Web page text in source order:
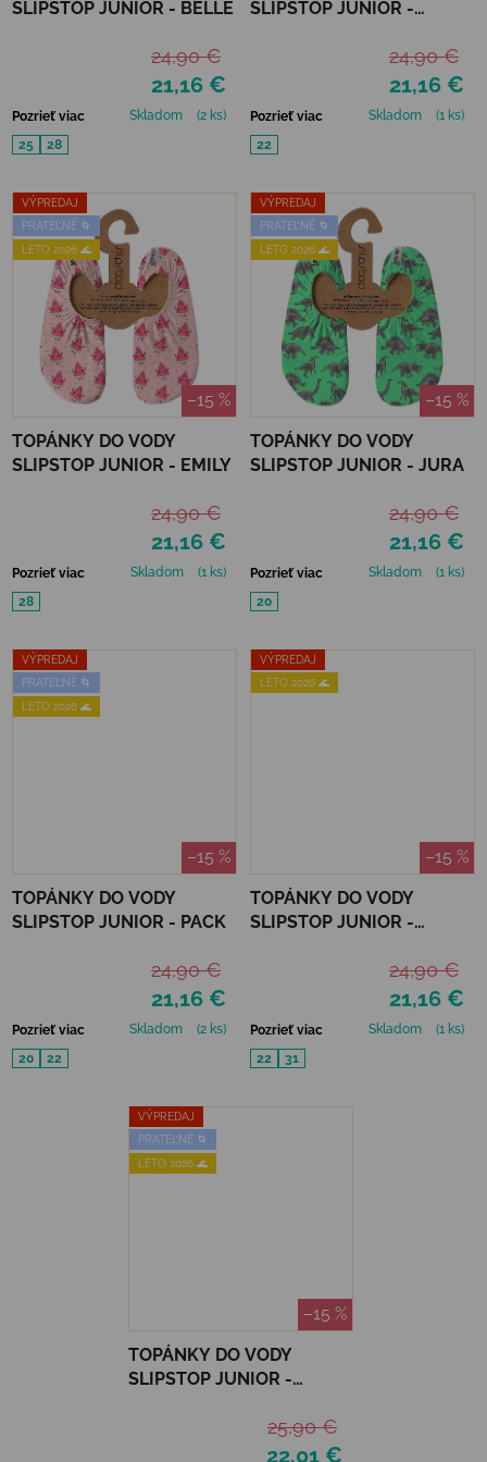
SLIPSTOP JUNIOR - BELLE
21,16 €
24,90 €
Pozrieť viac Skladom
(2 ks)
25
28
SLIPSTOP JUNIOR -
21,16 €
24,90 €
Pozrieť viac Skladom
(1 ks)
22
VÝPREDAJ
PRATEĽNÉ 🌀
LETO 2026 🌊
–15 %
TOPÁNKY DO VODY
SLIPSTOP JUNIOR - EMILY
21,16 €
24,90 €
Pozrieť viac Skladom
(1 ks)
28
VÝPREDAJ
PRATEĽNÉ 🌀
LETO 2026 🌊
–15 %
TOPÁNKY DO VODY
SLIPSTOP JUNIOR - JURA
21,16 €
24,90 €
Pozrieť viac Skladom
(1 ks)
20
VÝPREDAJ
PRATEĽNÉ 🌀
LETO 2026 🌊
–15 %
TOPÁNKY DO VODY
SLIPSTOP JUNIOR - PACK
21,16 €
24,90 €
Pozrieť viac Skladom
(2 ks)
20
22
VÝPREDAJ
LETO 2026 🌊
–15 %
TOPÁNKY DO VODY
SLIPSTOP JUNIOR -
21,16 €
24,90 €
Pozrieť viac Skladom
(1 ks)
22
31
VÝPREDAJ
PRATEĽNÉ 🌀
LETO 2026 🌊
–15 %
TOPÁNKY DO VODY
SLIPSTOP JUNIOR -
22,01 €
25,90 €